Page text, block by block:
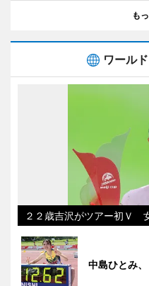
も
ワール
２２歳吉沢がツアー初Ｖ
中島ひとみ